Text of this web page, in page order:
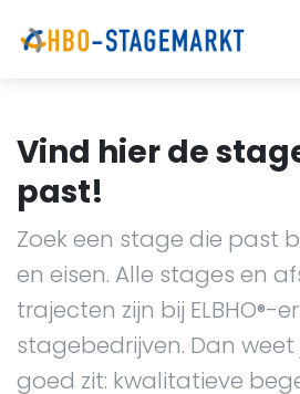
Vind hier de
past!
Zoek een stage die past
en eisen. Alle stages en
trajecten zijn bij ELBHO®-
stagebedrijven. Dan weet
goed zit: kwalitatieve